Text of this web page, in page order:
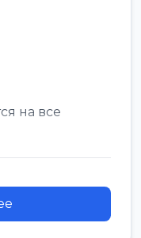
на все